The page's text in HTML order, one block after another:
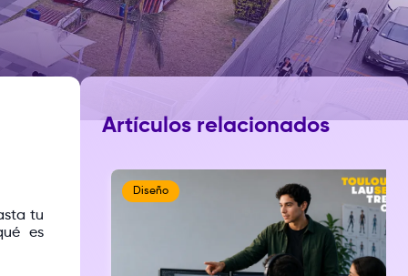
tu
es
Artículos relacionados
Diseño